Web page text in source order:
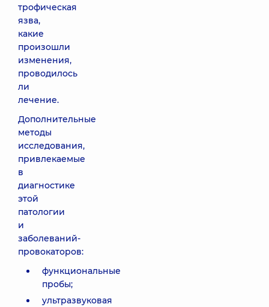
трофическая
язва,
какие
произошли
изменения,
проводилось
ли
лечение.
Дополнительные
методы
исследования,
привлекаемые
в
диагностике
этой
патологии
и
заболеваний-
провокаторов:
функциональные
пробы;
ультразвуковая